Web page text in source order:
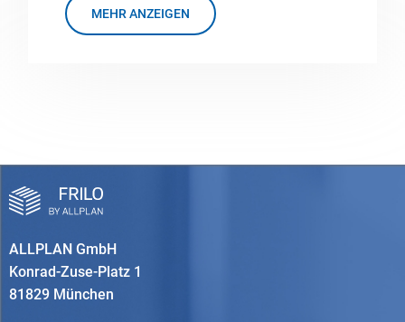
MEHR ANZEIGEN
ALLPLAN GmbH
Konrad-Zuse-Platz 1
81829 München